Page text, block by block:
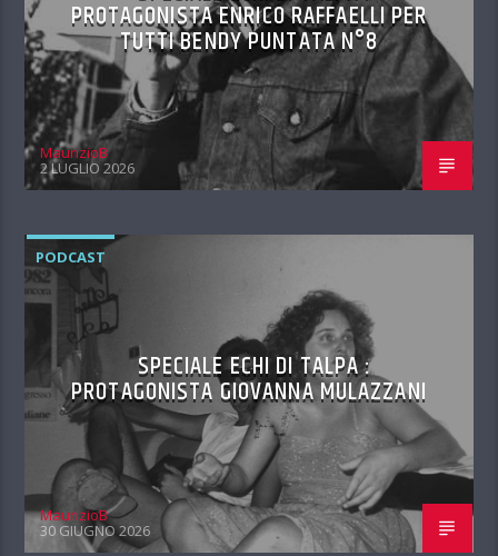
PROTAGONISTA ENRICO RAFFAELLI PER
TUTTI BENDY PUNTATA N°8
MaurizioB
2 LUGLIO 2026
PODCAST
SPECIALE ECHI DI TALPA :
PROTAGONISTA GIOVANNA MULAZZANI
MaurizioB
30 GIUGNO 2026